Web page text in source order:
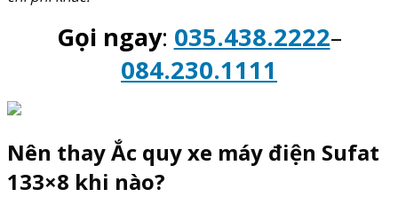
Gọi ngay: 035.438.2222–
084.230.1111
Nên thay Ắc quy xe máy điện Sufat
133×8 khi nào?